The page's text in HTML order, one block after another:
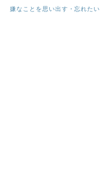
嫌なことを思い出す・忘れたい